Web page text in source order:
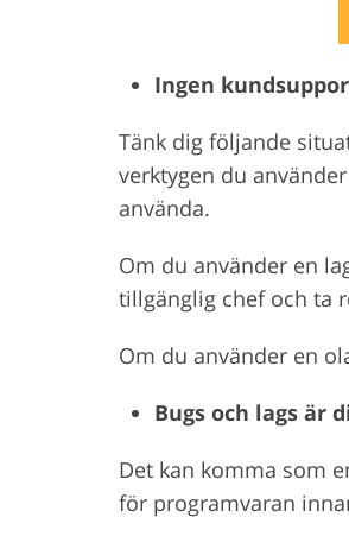
Ingen
Tänk dig följande
verktygen du
använda.
Om du använder en
tillgänglig chef och ta
Om du använder en
Bugs och lags är
Det kan komma som
för programvaran